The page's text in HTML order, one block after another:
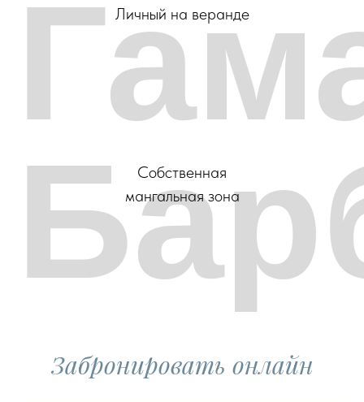
Личный на веранде
Собственная
мангальная зона
Забронировать онлайн